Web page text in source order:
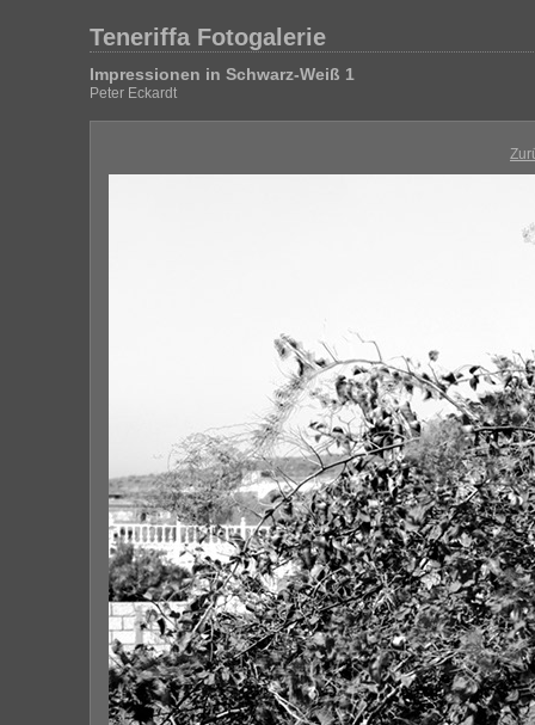
Teneriffa Fotogalerie
Impressionen in Schwarz-Weiß 1
Peter Eckardt